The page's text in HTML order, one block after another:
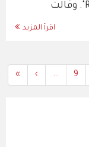
اقرأ المزيد
All
Content
9
…
Next
page
›
Last
page
»